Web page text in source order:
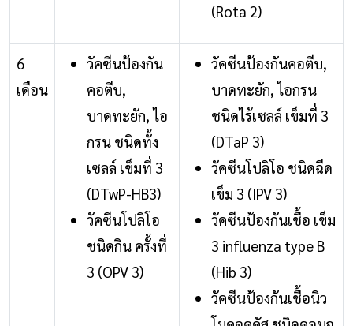
(Rota 2)
6
เดือน
วัคซีนป้องกัน
คอตีบ,
บาดทะยัก, ไอ
กรน ชนิดทั้ง
เซลล์ เข็มที่ 3
(DTwP-HB3)
วัคซีนโปลิโอ
ชนิดกิน ครั้งที่
3 (OPV 3)
วัคซีนป้องกันคอตีบ,
บาดทะยัก, ไอกรน
ชนิดไร้เซลล์ เข็มที่ 3
(DTaP 3)
วัคซีนโปลิโอ ชนิดฉีด
เข็ม 3 (IPV 3)
วัคซีนป้องกันเชื้อ เข็ม
3 influenza type B
(Hib 3)
วัคซีนป้องกันเชื้อนิว